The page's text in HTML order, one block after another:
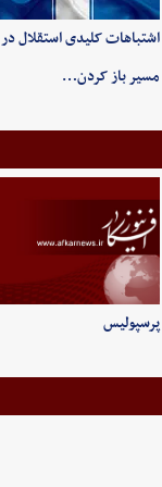
اشتباهات کلیدی استقلال در
مسیر باز کردن…
پرسپولیس